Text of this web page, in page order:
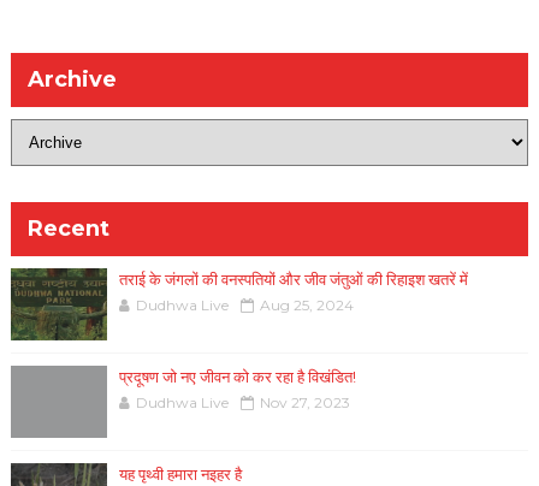
Archive
Recent
तराई के जंगलों की वनस्पतियों और जीव जंतुओं की रिहाइश खतरें में
Dudhwa Live Aug 25, 2024
प्रदूषण जो नए जीवन को कर रहा है विखंडित!
Dudhwa Live Nov 27, 2023
यह पृथ्वी हमारा नइहर है